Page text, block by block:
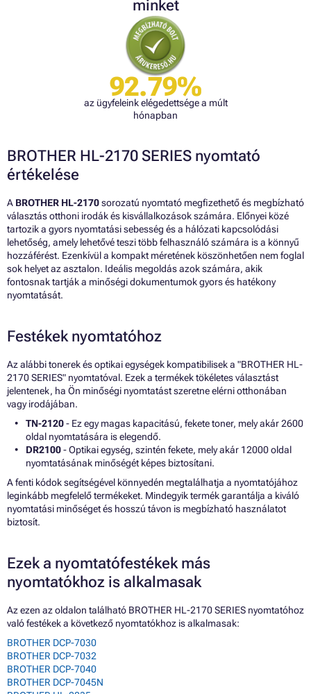
minket
92.79%
az ügyfeleink elégedettsége a múlt
hónapban
BROTHER HL-2170 SERIES nyomtató
értékelése
A BROTHER HL-2170sorozatú nyomtató megfizethető és megbízható
választás otthoni irodák és kisvállalkozások számára. Előnyei közé
tartozik a gyors nyomtatási sebesség és a hálózati kapcsolódási
lehetőség, amely lehetővé teszi több felhasználó számára is a könnyű
hozzáférést. Ezenkívül a kompakt méretének köszönhetően nem foglal
sok helyet az asztalon. Ideális megoldás azok számára, akik
fontosnak tartják a minőségi dokumentumok gyors és hatékony
nyomtatását.
Festékek nyomtatóhoz
Az alábbi tonerek és optikai egységek kompatibilisek a "BROTHER HL-
2170 SERIES" nyomtatóval. Ezek a termékek tökéletes választást
jelentenek, ha Ön minőségi nyomtatást szeretne elérni otthonában
vagy irodájában.
TN-2120- Ez egy magas kapacitású, fekete toner, mely akár 2600
oldal nyomtatására is elegendő.
DR2100- Optikai egység, szintén fekete, mely akár 12000 oldal
nyomtatásának minőségét képes biztosítani.
A fenti kódok segítségével könnyedén megtalálhatja a nyomtatójához
leginkább megfelelő termékeket. Mindegyik termék garantálja a kiváló
nyomtatási minőséget és hosszú távon is megbízható használatot
biztosít.
Ezek a nyomtatófestékek más
nyomtatókhoz is alkalmasak
Az ezen az oldalon található BROTHER HL-2170 SERIES nyomtatóhoz
való festékek a következő nyomtatókhoz is alkalmasak:
BROTHER DCP-7030
BROTHER DCP-7032
BROTHER DCP-7040
BROTHER DCP-7045N